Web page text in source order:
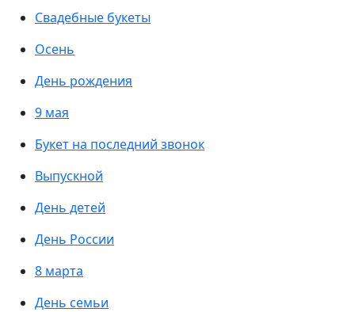
Свадебные букеты
Осень
День рождения
9 мая
Букет на последний звонок
Выпускной
День детей
День России
8 марта
День семьи